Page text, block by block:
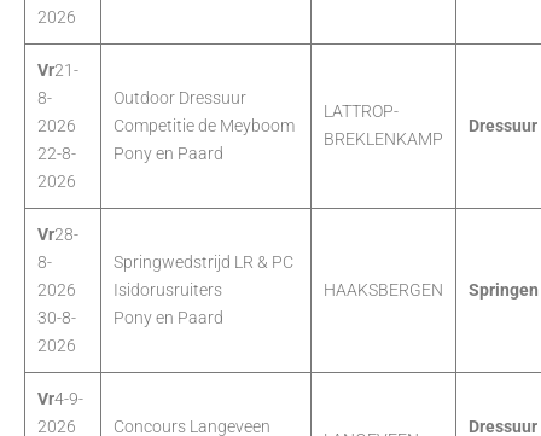
2026
Vr21-
8-
2026
22-8-
2026
Outdoor Dressuur
Competitie de Meyboom
Pony en Paard
LATTROP-
BREKLENKAMP
Dressuur
Vr28-
8-
2026
30-8-
2026
Springwedstrijd LR & PC
Isidorusruiters
Pony en Paard
HAAKSBERGEN Springen
Vr4-9-
2026
Concours Langeveen
Dressuur